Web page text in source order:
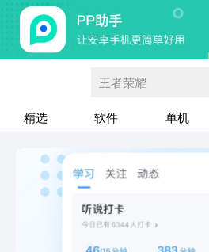
王者荣耀
精选 软件 单机